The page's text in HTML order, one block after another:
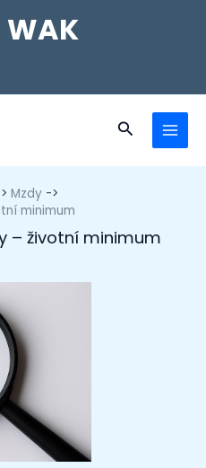
Mzdy
minimum
– životní minimum